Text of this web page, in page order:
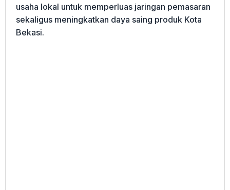
usaha lokal untuk memperluas jaringan pemasaran
sekaligus meningkatkan daya saing produk Kota
Bekasi.